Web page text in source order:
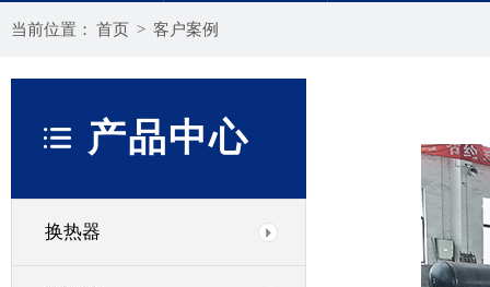
当前位置： 首页 > 客户案例
产品中心
换热器